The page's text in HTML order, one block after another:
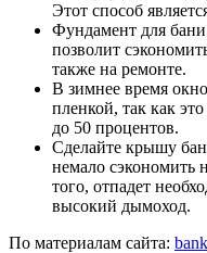
Этот способ
Фундамент для
позволит
также на ремонте.
В зимнее время
пленкой, так как
до 50 процентов.
Сделайте крышу
немало сэкономить
того, отпадет
высокий дымоход.
По материалам сайта: